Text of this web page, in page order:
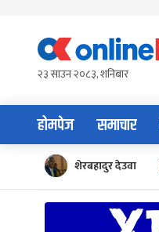
content२३ साउन २०८३, शनिबार
होमपेज समाचार
शेरबहादुर देउवा